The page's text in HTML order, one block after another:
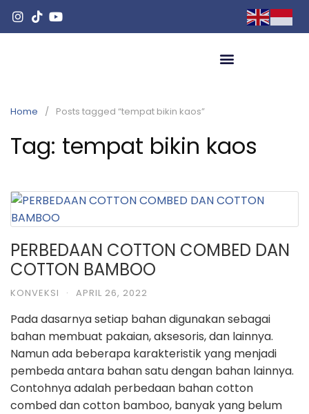
Home Posts tagged “tempat bikin kaos”
Tag: tempat bikin kaos
PERBEDAAN COTTON COMBED DAN
COTTON BAMBOO
KONVEKSI · APRIL 26, 2022
Pada dasarnya setiap bahan digunakan sebagai
bahan membuat pakaian,aksesoris, dan lainnya.
Namun ada beberapa karakteristik yang menjadi
pembeda antara bahan satu dengan bahan lainnya.
Contohnya adalah perbedaan bahan cotton
combed dan cotton bamboo, banyak yang belum